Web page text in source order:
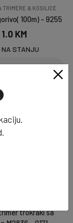
TRIMERE & KOSILICE
100m) - 9255
1.0 KM
NA STANJU
trokraki sa